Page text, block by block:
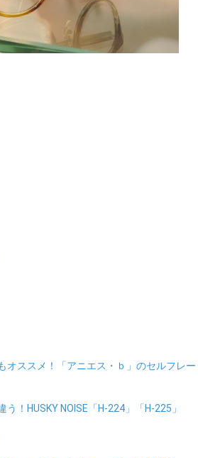
オススメ！「アニエス・ｂ」のセルフレー
う！HUSKY NOISE「H-224」「H-225」